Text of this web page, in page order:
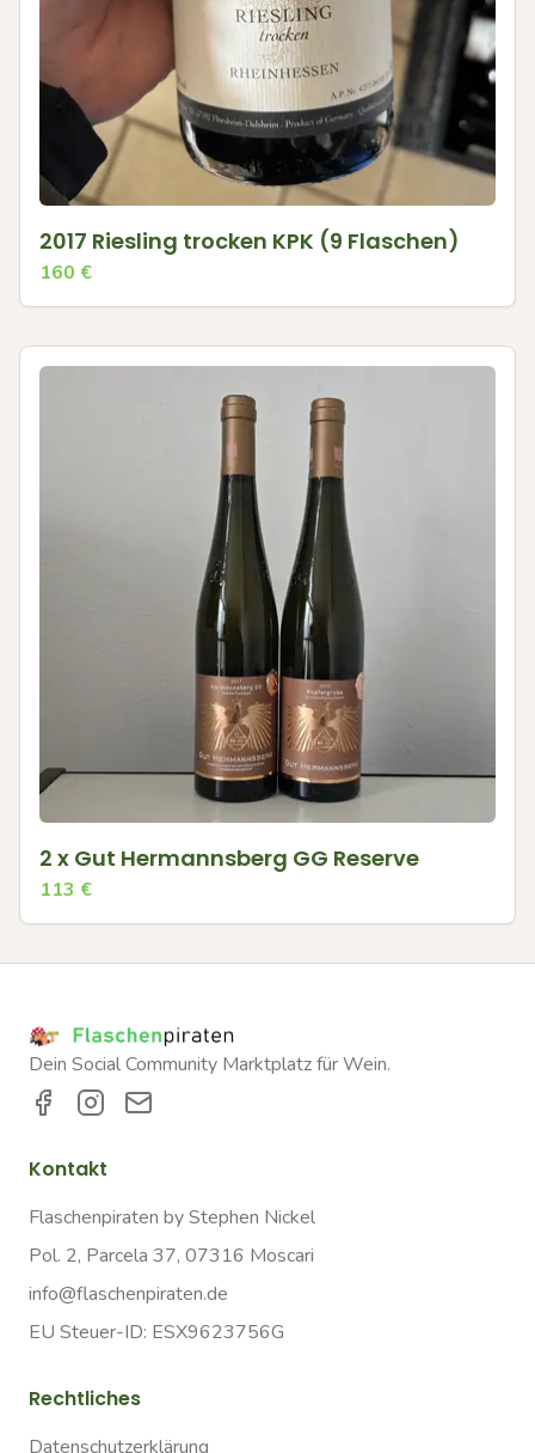
2017 Riesling trocken KPK (9 Flaschen)
160 €
2 x Gut Hermannsberg GG Reserve
113 €
Dein Social Community Marktplatz für Wein.
Kontakt
Flaschenpiraten by Stephen Nickel
Pol. 2, Parcela 37, 07316 Moscari
info@flaschenpiraten.de
EU Steuer-ID: ESX9623756G
Rechtliches
Datenschutzerklärung